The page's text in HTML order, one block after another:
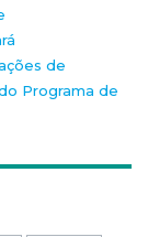
de
Programa de